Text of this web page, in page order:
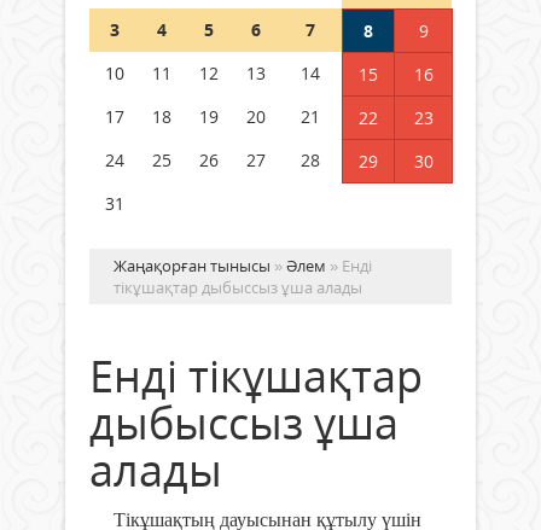
Шетелде жүрген Қазақстан
азаматтары қалай дауыс бере
3
4 5 6 7 8
9
10
11 12 13 14 15
16
17
18 19 20 21 22
23
24
25 26 27 28 29
30
31
Жаңақорған тынысы »Әлем » Енді
тікұшақтар дыбыссыз ұша алады
Енді тікұшақтар
дыбыссыз ұша
алады
Тікұшақтың дауысынан құтылу үшін